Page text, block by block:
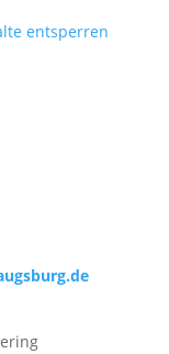
entsperren